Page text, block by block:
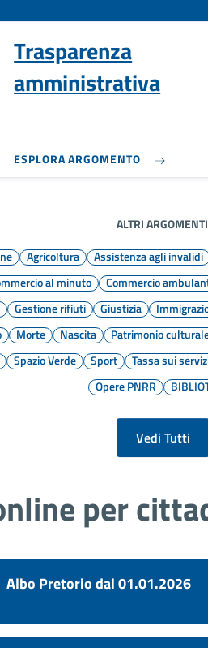
Trasparenza
amministrativa
ESPLORA ARGOMENTO
ALTRI ARGOMENTI
Agricoltura Assistenza agli invalidi
al minuto Commercio
Gestione rifiuti Giustizia
Morte Nascita Patrimonio
Spazio Verde Sport Tassa sui
Opere PNRR
Vedi Tutti
per
Albo Pretorio dal 01.01.2026